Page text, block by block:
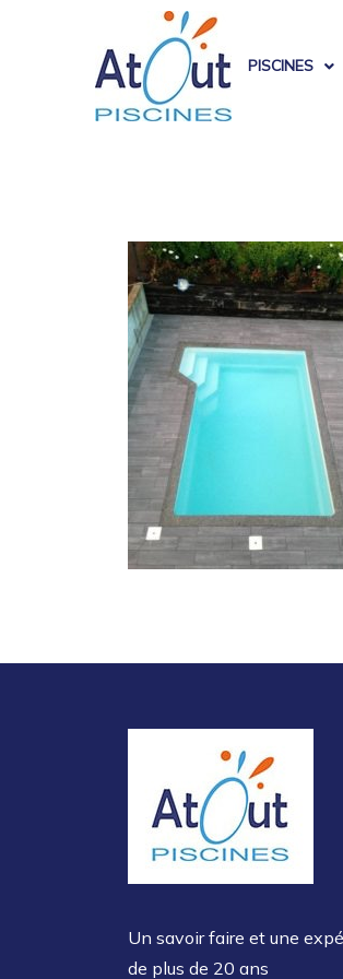
PISCINES
Un savoir faire et une
de plus de 20 ans